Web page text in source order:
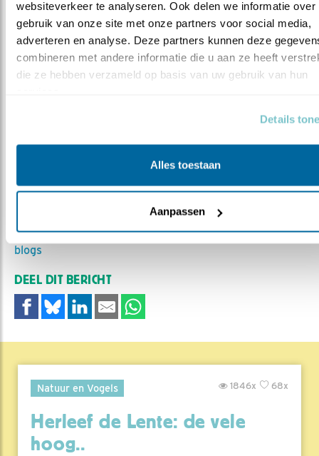
websiteverkeer te analyseren. Ook delen we informatie over
gebruik van onze site met onze partners voor social media,
adverteren en analyse. Deze partners kunnen deze
combineren met andere informatie die u aan ze heeft
die ze hebben verzameld op basis van uw gebruik van hun
Details
Alles toestaan
Aanpassen
Vind ik leuk
Bewaar deze blog
MEER OVER
blogs
DEEL DIT BERICHT
Natuur en Vogels 68x
1846x
Herleef de Lente: de vele
hoog..